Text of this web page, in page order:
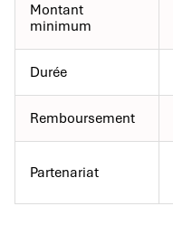
Montant
minimum
Durée
Remboursement
Partenariat